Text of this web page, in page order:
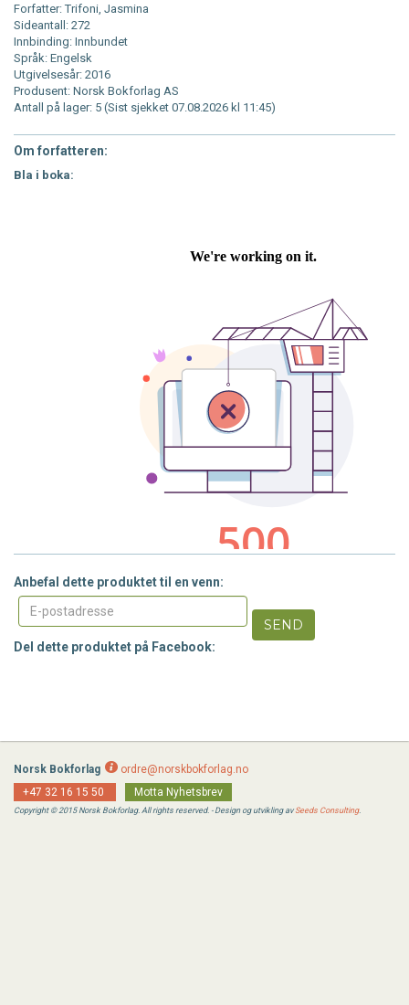
Forfatter: Trifoni, Jasmina
Sideantall: 272
Innbinding: Innbundet
Språk: Engelsk
Utgivelsesår: 2016
Produsent: Norsk Bokforlag AS
Antall på lager: 5 (Sist sjekket 07.08.2026 kl 11:45)
Om forfatteren:
Bla i boka:
Anbefal dette produktet til en venn:
SEND
Del dette produktet på Facebook:
Norsk Bokforlag
ordre@norskbokforlag.no
+47 32 16 15 50
Motta Nyhetsbrev
Copyright © 2015 Norsk Bokforlag. All rights reserved. - Design og utvikling avSeeds Consulting.